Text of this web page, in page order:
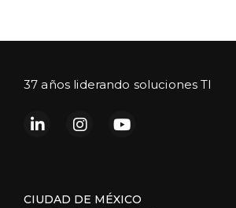
37 años liderando soluciones TI
CIUDAD DE MÉXICO